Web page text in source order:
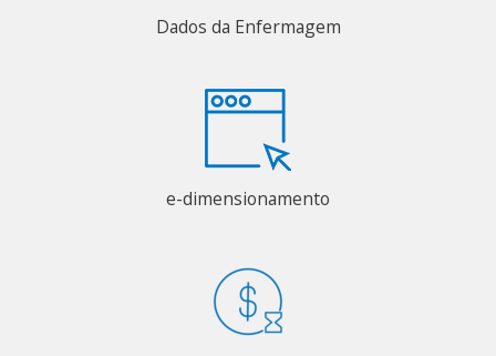
Dados da Enfermagem
e-dimensionamento